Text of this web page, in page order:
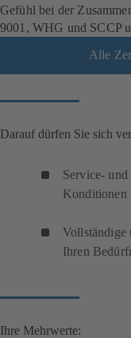
Gefühl bei der
9001, WHG und SCCP
Alle
Darauf dürfen Sie sich
Service-
Konditionen
Vollständige
Ihren
Ihre Mehrwerte: